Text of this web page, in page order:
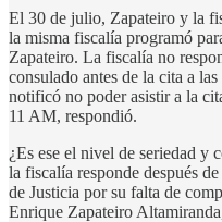
El 30 de julio, Zapateiro y la
la misma fiscalía programó
Zapateiro. La fiscalía no
consulado antes de la cita a
notificó no poder asistir a la
11 AM, respondió.
¿Es ese el nivel de seriedad y
la fiscalía responde después
de Justicia por su falta de
Enrique Zapateiro